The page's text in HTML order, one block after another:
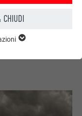
online
ad essi si